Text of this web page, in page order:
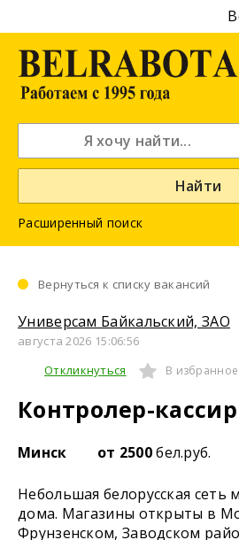
Найти
Расширенный поиск
Вернуться к списку вакансий
Универсам Байкальский, ЗАО
августа 2026 15:06:56
Откликнуться
В избранное
Контролер-кассир
Минск от 2500бел.руб.
Небольшая белорусская сеть
дома. Магазины открыты в
Фрунзенском, Заводском